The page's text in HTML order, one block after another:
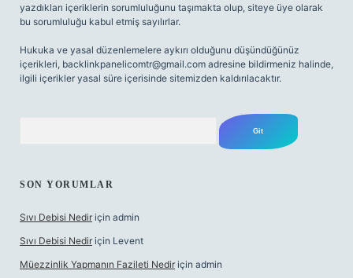
yazdıkları içeriklerin sorumluluğunu taşımakta olup, siteye üye olarak
bu sorumluluğu kabul etmiş sayılırlar.
Hukuka ve yasal düzenlemelere aykırı olduğunu düşündüğünüz
içerikleri, backlinkpanelicomtr@gmail.com adresine bildirmeniz halinde,
ilgili içerikler yasal süre içerisinde sitemizden kaldırılacaktır.
SON YORUMLAR
Sıvı Debisi Nedir için admin
Sıvı Debisi Nedir için Levent
Müezzinlik Yapmanın Fazileti Nedir için admin